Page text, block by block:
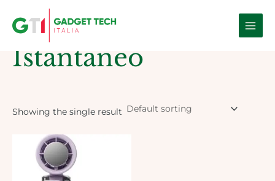
Main
Home / Products tagged “istantaneo”
Istantaneo
Showing the single result